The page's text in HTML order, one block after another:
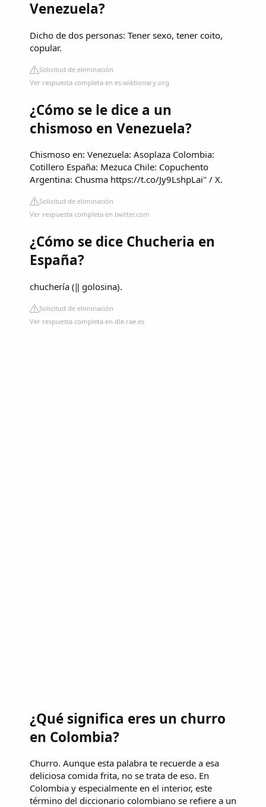
Venezuela?
Dicho de dos personas: Tener sexo, tener coito,
copular.
Solicitud de eliminación
Ver respuesta completa en es.wiktionary.org
¿Cómo se le dice a un
chismoso en Venezuela?
Chismoso en: Venezuela: Asoplaza Colombia:
Cotillero España: Mezuca Chile: Copuchento
Argentina: Chusma https://t.co/Jy9LshpLai" / X.
Solicitud de eliminación
Ver respuesta completa en twitter.com
¿Cómo se dice Chucheria en
España?
chuchería (‖ golosina).
Solicitud de eliminación
Ver respuesta completa en dle.rae.es
¿Qué significa eres un churro
en Colombia?
Churro. Aunque esta palabra te recuerde a esa
deliciosa comida frita, no se trata de eso. En
Colombia y especialmente en el interior, este
término del diccionario colombiano se refiere a un